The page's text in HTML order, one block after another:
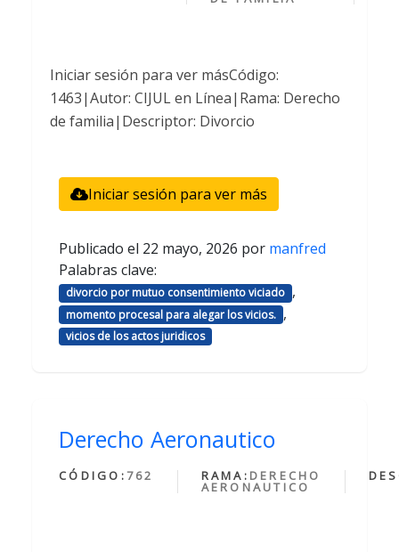
Iniciar sesión para ver másCódigo:
1463|Autor: CIJUL en Línea|Rama: Derecho
de familia|Descriptor: Divorcio
Iniciar sesión para ver más
Publicado el 22 mayo, 2026 por manfred
Palabras clave:
divorcio por mutuo consentimiento viciado ,
momento procesal para alegar los vicios. ,
vicios de los actos juridicos
Derecho Aeronautico
CÓDIGO: 762 RAMA: DERECHO
AERONAUTICO